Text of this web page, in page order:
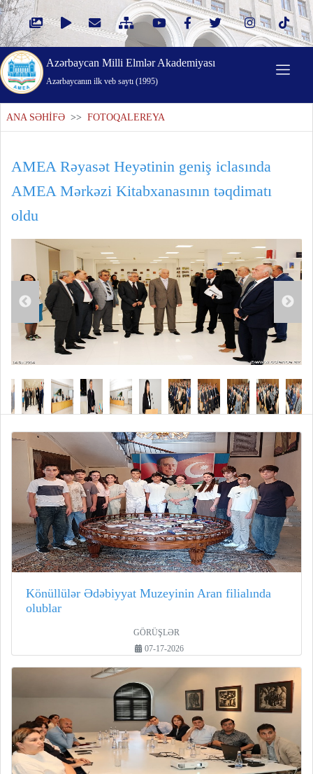
Azərbaycan Milli Elmlər Akademiyası
Azərbaycanın ilk veb saytı (1995)
ANA SƏHİFƏ >> FOTOQALEREYA
AMEA Rəyasət Heyətinin geniş iclasında
AMEA Mərkəzi Kitabxanasının təqdimatı
oldu
Könüllülər Ədəbiyyat Muzeyinin Aran filialında
olublar
GÖRÜŞLƏR
07-17-2026